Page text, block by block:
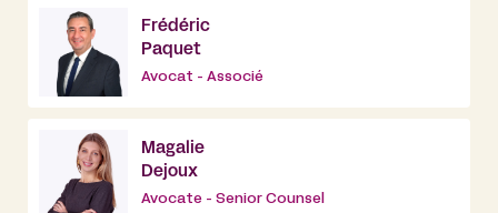
Frédéric
Paquet
Avocat - Associé
Magalie
Dejoux
Avocate - Senior Counsel